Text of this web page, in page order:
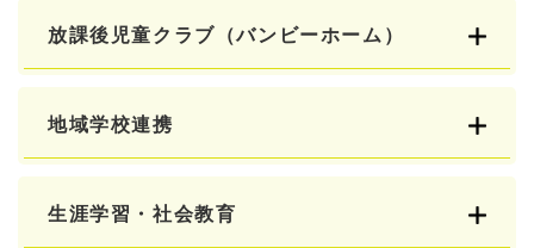
放課後児童クラブ（バンビーホーム）
地域学校連携
生涯学習・社会教育